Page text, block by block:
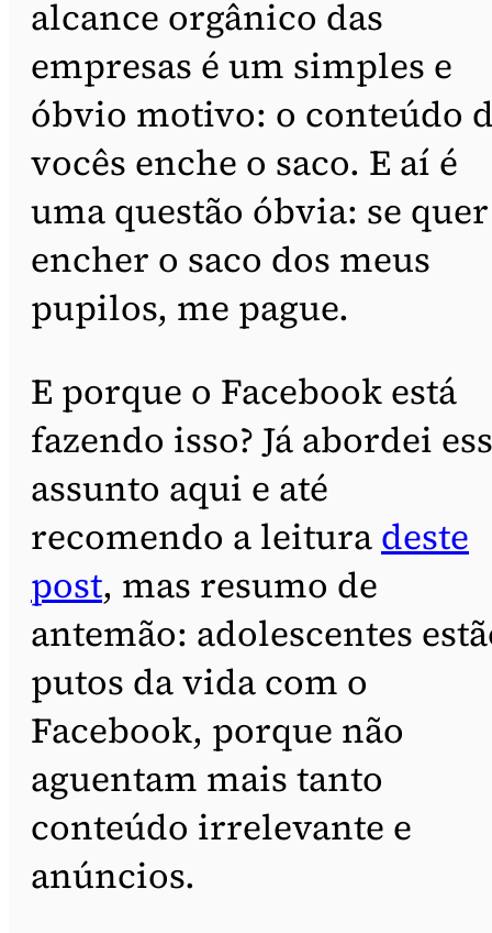
alcance orgânico das
empresas é um simples e
óbvio motivo: o conteúdo
vocês enche o saco. E aí é
uma questão óbvia: se quer
encher o saco dos meus
pupilos, me pague.
E porque o Facebook está
fazendo isso? Já abordei
assunto aqui e até
recomendo a leitura deste
post, mas resumo de
antemão: adolescentes
putos da vida com o
Facebook, porque não
aguentam mais tanto
conteúdo irrelevante e
anúncios.